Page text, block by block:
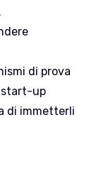
di prova
start-up
di immetterli